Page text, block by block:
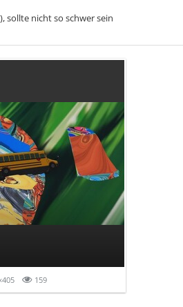
sollte nicht so schwer sein
159